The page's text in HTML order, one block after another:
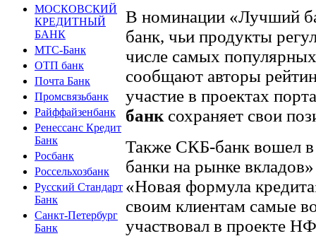
МОСКОВСКИЙ
КРЕДИТНЫЙ
БАНК
МТС-Банк
ОТП банк
Почта Банк
Промсвязьбанк
Райффайзенбанк
Ренессанс Кредит
Банк
Росбанк
Россельхозбанк
Русский Стандарт
Банк
Санкт-Петербург
Банк
В номинации «Лучший
банк, чьи продукты
числе самых
сообщают авторы
участие в проектах
банк сохраняет свои
Также СКБ-банк вошел
банки на рынке
«Новая формула
своим клиентам самые
участвовал в проекте